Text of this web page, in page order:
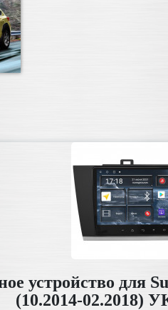
устройство для
(10.2014-02.2018)